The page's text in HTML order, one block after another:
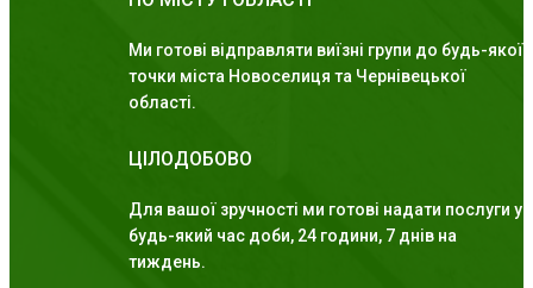
Ми готові відправляти виїзні групи до будь-якої
точки міста Новоселиця та Чернівецької
області.
ЦІЛОДОБОВО
Для вашої зручності ми готові надати послуги у
будь-який час доби, 24 години, 7 днів на
тиждень.